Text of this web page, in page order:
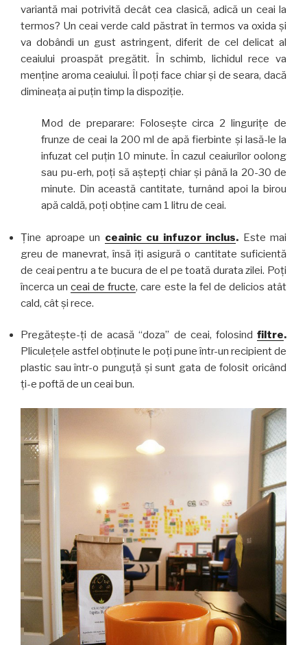
variantă mai potrivită decât cea clasică, adică un ceai la
termos? Un ceai verde cald păstrat în termos va oxida şi
va dobândi un gust astringent, diferit de cel delicat al
ceaiului proaspăt pregătit. În schimb, lichidul rece va
menţine aroma ceaiului. Îl poţi face chiar şi de seara, dacă
dimineaţa ai puţin timp la dispoziţie.
Mod de preparare: Foloseşte circa 2 linguriţe de
frunze de ceai la 200 ml de apă fierbinte şi lasă-le la
infuzat cel puţin 10 minute. În cazul ceaiurilor oolong
sau pu-erh, poţi să aştepţi chiar şi până la 20-30 de
minute. Din această cantitate, turnând apoi la birou
apă caldă, poţi obţine cam 1 litru de ceai.
Ţine aproape un ceainic cu infuzor inclus. Este mai
greu de manevrat, însă îţi asigură o cantitate suficientă
de ceai pentru a te bucura de el pe toată durata zilei. Poţi
încerca unceai de fructe, care este la fel de delicios atât
cald, cât şi rece.
Pregăteşte-ţi de acasă “doza” de ceai, folosind filtre.
Pliculeţele astfel obţinute le poţi pune într-un recipient de
plastic sau într-o punguţă şi sunt gata de folosit oricând
ţi-e poftă de un ceai bun.